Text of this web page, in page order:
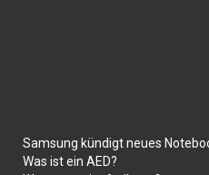
Samsung kündigt neues
Was ist ein AED?